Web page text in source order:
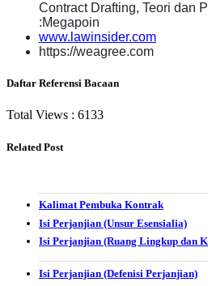
Contract Drafting, Teori dan
:Megapoin
www.lawinsider.com
https://weagree.com
Daftar Referensi Bacaan
Total Views : 6133
Related Post
Kalimat Pembuka Kontrak
Isi Perjanjian (Unsur Esensialia)
Isi Perjanjian (Ruang Lingkup dan
Isi Perjanjian (Defenisi Perjanjian)